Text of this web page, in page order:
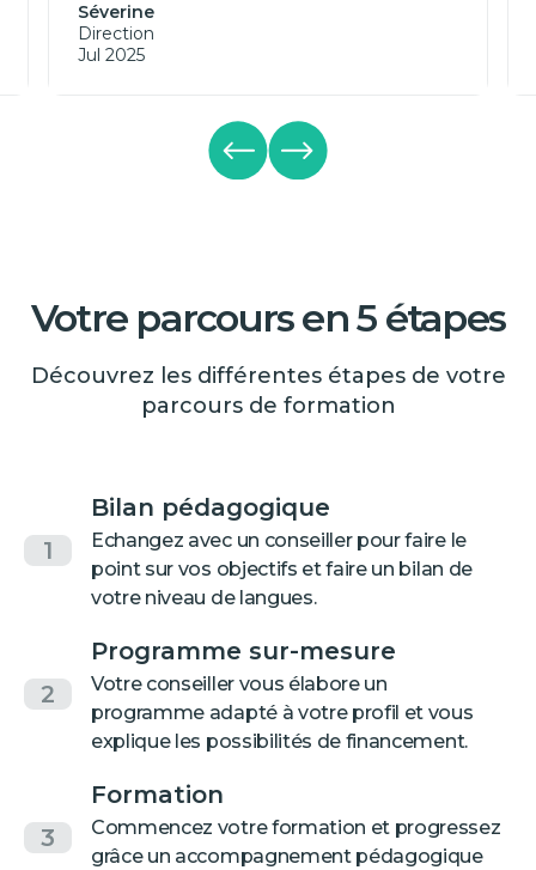
Séverine
Direction
Jul 2025
Votre parcours en 5 étapes
Découvrez les différentes étapes de votre
parcours de formation
1
Bilan pédagogique
Echangez avec un conseiller pour faire le
point sur vos objectifs et faire un bilan de
votre niveau de langues.
2
Programme sur-mesure
Votre conseiller vous élabore un
programme adapté à votre profil et vous
explique les possibilités de financement.
3
Formation
Commencez votre formation et progressez
grâce un accompagnement pédagogique